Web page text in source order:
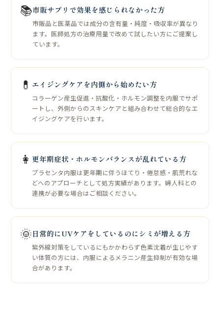
📚市販サプリで効果を感じられなかった方
市販品と医薬品では成分の含有量・純度・吸収率が異なり
ます。医師処方の治療用量で改めて試したい方にご提案し
ています。
💊 エイジングケアを内側から始めたい方
コラーゲン産生促進・抗酸化・ホルモン調整を内服でサポ
ートし、外側からのスキンケアと組み合わせて総合的なエ
イジングケアを行います。
👩 更年期症状・ホルモンバランスが乱れている方
プラセンタ内服は更年期に伴うほてり・倦怠感・肌荒れな
どへのアプローチとして処方実績があります。婦人科との
連携が必要な場合はご相談ください。
🌞日常的にUVケアをしているのにシミが増える方
紫外線対策をしているにもかかわらず色素沈着が生じやす
い体質の方には、内服によるメラニン産生抑制が有効な場
合があります。